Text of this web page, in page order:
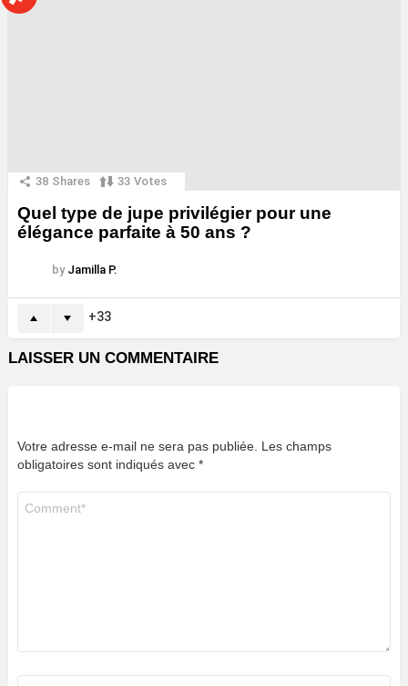
38 Shares 33 Votes
Quel type de jupe privilégier pour une
élégance parfaite à 50 ans ?
by Jamilla P.
33
LAISSER UN COMMENTAIRE
Votre adresse e-mail ne sera pas publiée. Les champs
obligatoires sont indiqués avec *